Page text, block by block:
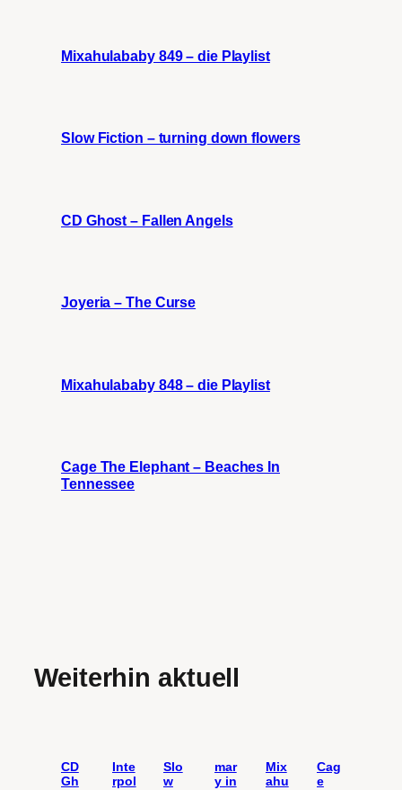
Mixahulababy 849 – die Playlist
Slow Fiction – turning down flowers
CD Ghost – Fallen Angels
Joyeria – The Curse
Mixahulababy 848 – die Playlist
Cage The Elephant – Beaches In
Tennessee
Weiterhin aktuell
CD
Gh
Inte
rpol
Slo
w
mar
y in
Mix
ahu
Cag
e